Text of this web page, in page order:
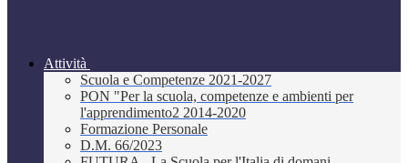
Attività
Scuola e Competenze 2021-2027
PON "Per la scuola, competenze e ambienti per
l'apprendimento2 2014-2020
Formazione Personale
D.M. 66/2023